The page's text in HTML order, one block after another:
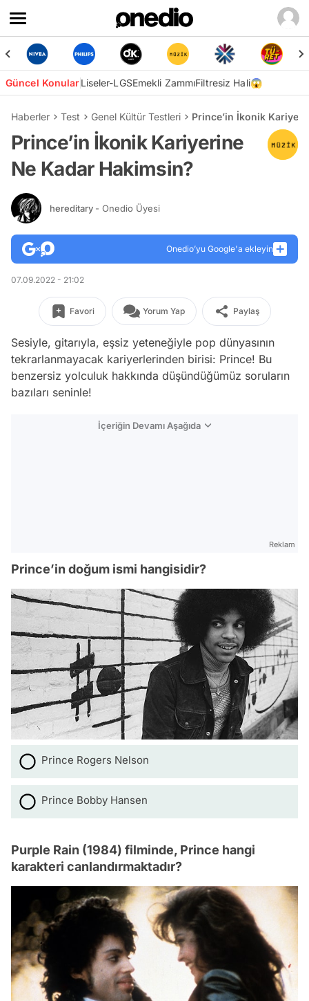
Güncel KonularLiseler-LGSEmekli ZammıFiltresiz Hali😱
Haberler Test Genel Kültür Testleri Prince’in İkonik
Prince’in İkonik Kariyerine
Ne Kadar Hakimsin?
hereditary - Onedio Üyesi
Onedio’yu Google'a ekleyin
07.09.2022 - 21:02
Favori Yorum Yap Paylaş
Sesiyle, gitarıyla, eşsiz yeteneğiyle pop dünyasının
tekrarlanmayacak kariyerlerinden birisi: Prince! Bu
benzersiz yolculuk hakkında düşündüğümüz soruların
bazıları seninle!
İçeriğin Devamı Aşağıda
Reklam
Prince’in doğum ismi hangisidir?
Prince Rogers Nelson
Prince Bobby Hansen
Purple Rain (1984) filminde, Prince hangi
karakteri canlandırmaktadır?